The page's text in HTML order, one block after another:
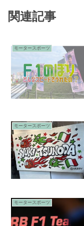
関連記事
モータースポーツ
モータースポーツ
モータースポーツ